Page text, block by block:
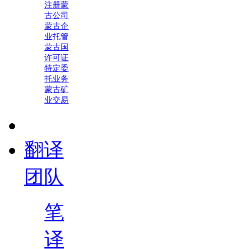
注册蒙
古公司
蒙古企
业托管
蒙古国
许可证
特定委
托业务
蒙古矿
业交易
翻译
团队
笔
译